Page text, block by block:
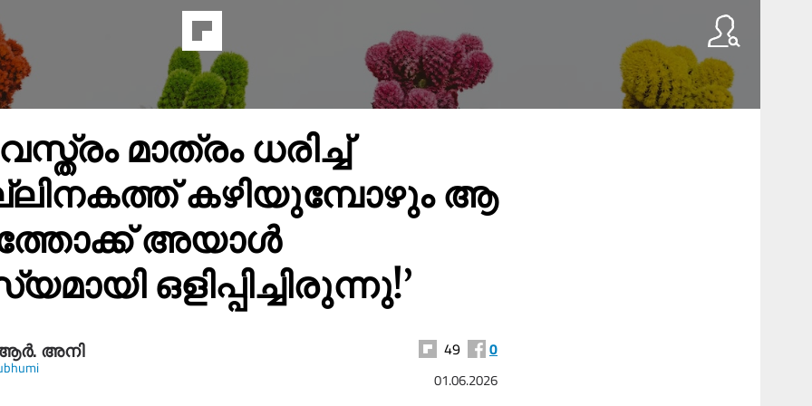
മാത്രം ധരിച്ച്
കഴിയുമ്പോഴും ആ
അയാൾ
ഒളിപ്പിച്ചിരുന്നു!’
അനി 49 0
01.06.2026